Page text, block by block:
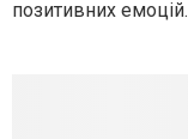
позитивних емоцій.